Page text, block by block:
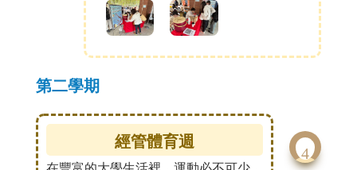
第二學期
經管體育週
4